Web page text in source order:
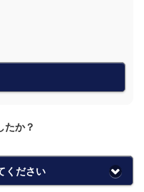
たか？
ください